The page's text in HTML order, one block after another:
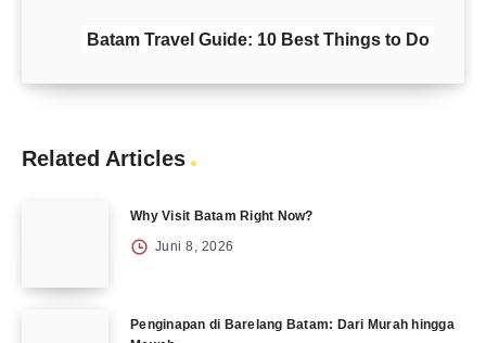
Batam Travel Guide: 10 Best Things to Do
Related Articles
Why Visit Batam Right Now?
Juni 8, 2026
Penginapan di Barelang Batam: Dari Murah hingga